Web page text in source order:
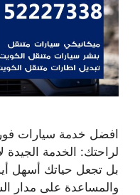
افضل خدمة سيارات
لراحتك: الخدمة الجيدة
بل تجعل حياتك أسهل
والمساعدة على مدار